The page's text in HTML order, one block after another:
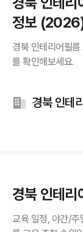
정보
경북 인테리어필
를 확인해보세요.
경북 인테
경북 인테
교육 일정, 야간/주